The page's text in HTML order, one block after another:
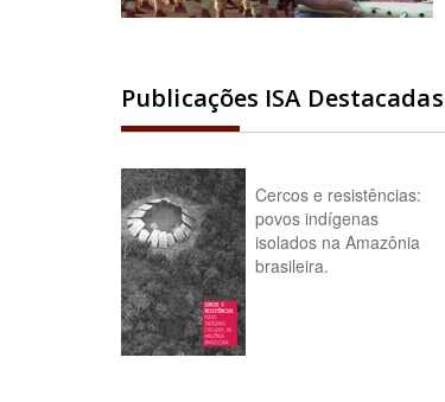
Publicações ISA Destacadas
Cercos e resistências:
povos indígenas
isolados na Amazônia
brasileira.